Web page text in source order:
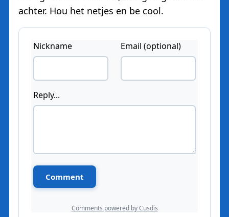
achter. Hou het netjes en be cool.